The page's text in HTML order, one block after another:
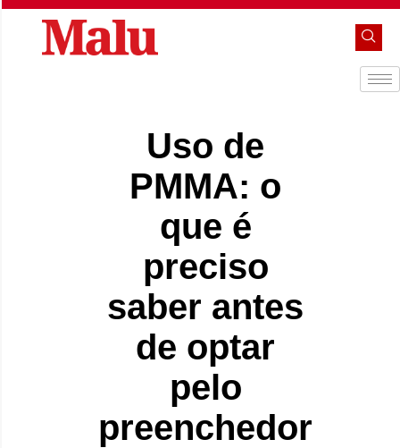
Uso de
PMMA: o
que é
preciso
saber antes
de optar
pelo
preenchedor